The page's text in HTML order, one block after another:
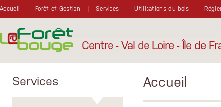
Accueil
Forêt et Gestion Services Utilisations du bois
Centre - Val de Loire - Île de
Services Accueil